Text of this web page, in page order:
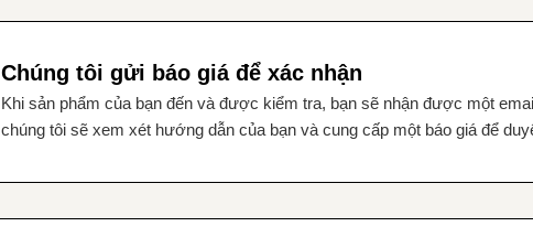
Chúng tôi gửi báo giá để xác nhận
Khi sản phẩm của bạn đến và được kiểm tra, bạn sẽ nhận được một
chúng tôi sẽ xem xét hướng dẫn của bạn và cung cấp một báo giá để